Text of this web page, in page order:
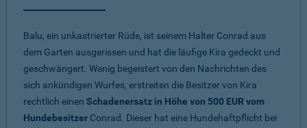
Balu, ein unkastrierter Rüde, ist seinem Halter Conrad aus
dem Garten ausgerissen und hat die läufige Kira gedeckt und
geschwängert. Wenig begeistert von den Nachrichten des
sich ankündigen Wurfes, erstreiten die Besitzer von Kira
rechtlich einen Schadenersatz in Höhe von 500 EUR vom
Hundebesitzer Conrad. Dieser hat eine Hundehaftpflicht bei